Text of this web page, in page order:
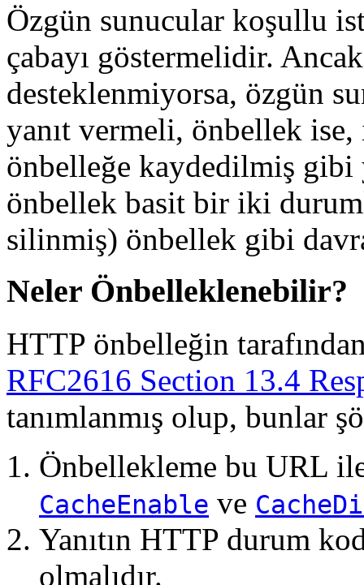
Özgün sunucular koşullu
çabayı göstermelidir.
desteklenmiyorsa, özgün
yanıt vermeli, önbellek
önbelleğe kaydedilmiş
önbellek basit bir iki
silinmiş) önbellek gibi
Neler Önbelleklenebilir?
HTTP önbelleğin
RFC2616 Section 13.4
tanımlanmış olup, bunlar
Önbellekleme bu URL
CacheEnable ve
Yanıtın HTTP durum
olmalıdır.